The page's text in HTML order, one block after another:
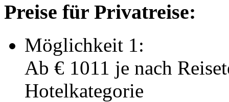
Preise für Privatreise:
Möglichkeit 1:
Ab € 1011 je nach
Hotelkategorie